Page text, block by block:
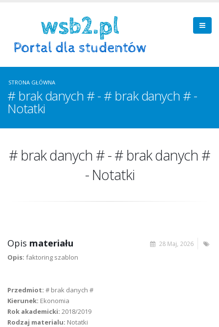
STRONA GŁÓWNA
# brak danych # - # brak danych # -
Notatki
# brak danych # - # brak danych #
- Notatki
28 Maj, 2026
Opis materiału
Opis: faktoring szablon
Przedmiot: # brak danych #
Kierunek: Ekonomia
Rok akademicki: 2018/2019
Rodzaj materialu: Notatki